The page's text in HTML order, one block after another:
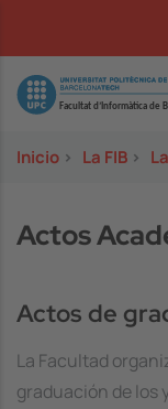
Image
Inicio > La FIB >
Actos
Actos de
La Facultad
graduación de los